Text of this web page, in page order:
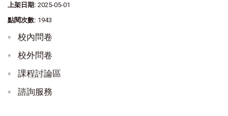
上架日期: 2025-05-01
點閱次數: 1943
校內問卷
校外問卷
課程討論區
諮詢服務